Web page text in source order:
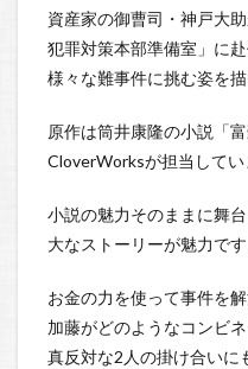
資産家の御曹司・神戸大
犯罪対策本部準備室」に
様々な難事件に挑む姿を描
原作は筒井康隆の小説「
CloverWorksが担当してい
小説の魅力そのままに舞
大なストーリーが魅力です
お金の力を使って事件を
加藤がどのようなコンビ
真反対な2人の掛け合いに